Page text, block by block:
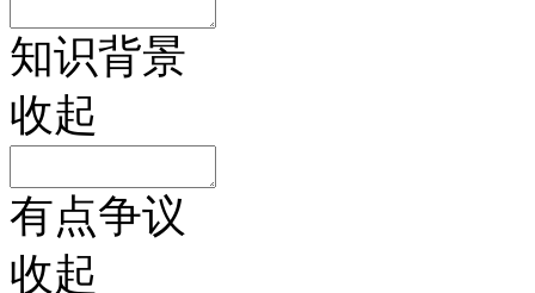
知识背景
收起
有点争议
收起